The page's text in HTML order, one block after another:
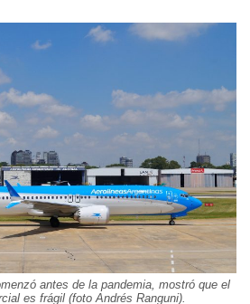
antes de la pandemia, mostró que el
es frágil (foto Andrés Ranguni).